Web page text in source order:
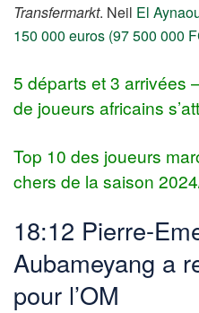
Transfermarkt. Neil El
150 000 euros (97 500 000
5 départs et 3 arrivées
de joueurs africains
Top 10 des joueurs
chers de la saison
18:12 Pierre-
Aubameyang a
pour l’OM